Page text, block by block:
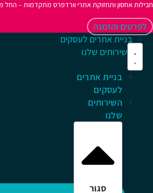
אחסון ותחזוקת אתרי וורדפרס מתקדמות – החל מ- 54 ש"ח לחודש כולל מע"מ
לפרטים והזמנה
בניית אתרים
לעסקים
השירותים
שלנו
סגור
בניית אתרים לעסקים
השירותים שלנו